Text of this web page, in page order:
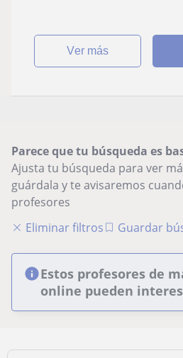
ver más
Parece que tu búsqueda es
Ajusta tu búsqueda para ver
guárdala y te avisaremos
profesores
Eliminar filtros
Guardar
Estos profesores de
online pueden